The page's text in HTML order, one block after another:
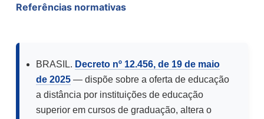
Referências normativas
BRASIL. Decreto nº 12.456, de 19 de maio
de 2025 — dispõe sobre a oferta de educação
a distância por instituições de educação
superior em cursos de graduação, altera o